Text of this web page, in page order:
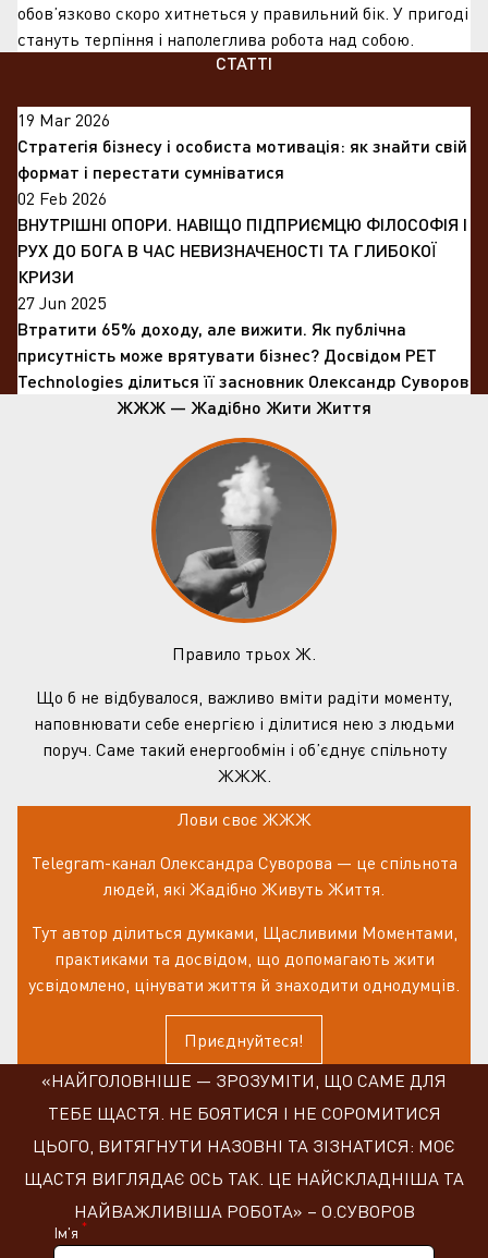
обов’язково скоро хитнеться у правильний бік. У пригоді
стануть терпіння і наполеглива робота над собою.
СТАТТІ
19 Mar 2026
Стратегія бізнесу і особиста мотивація: як знайти свій
формат і перестати сумніватися
02 Feb 2026
ВНУТРІШНІ ОПОРИ. НАВІЩО ПІДПРИЄМЦЮ ФІЛОСОФІЯ І
РУХ ДО БОГА В ЧАС НЕВИЗНАЧЕНОСТІ ТА ГЛИБОКОЇ
КРИЗИ
27 Jun 2025
Втратити 65% доходу, але вижити. Як публічна
присутність може врятувати бізнес? Досвідом PET
Technologies ділиться її засновник Олександр Суворов
ЖЖЖ — Жадібно Жити Життя
Правило трьох Ж.
Що б не відбувалося, важливо вміти радіти моменту,
наповнювати себе енергією і ділитися нею з людьми
поруч. Саме такий енергообмін і об’єднує спільноту
ЖЖЖ.
Лови своє ЖЖЖ
Telegram-канал Олександра Суворова — це спільнота
людей, які Жадібно Живуть Життя.
Тут автор ділиться думками, Щасливими Моментами,
практиками та досвідом, що допомагають жити
усвідомлено, цінувати життя й знаходити однодумців.
Приєднуйтеся!
«НАЙГОЛОВНІШЕ — ЗРОЗУМІТИ, ЩО САМЕ ДЛЯ
ТЕБЕ ЩАСТЯ. НЕ БОЯТИСЯ І НЕ СОРОМИТИСЯ
ЦЬОГО, ВИТЯГНУТИ НАЗОВНІ ТА ЗІЗНАТИСЯ: МОЄ
ЩАСТЯ ВИГЛЯДАЄ ОСЬ ТАК. ЦЕ НАЙСКЛАДНІША ТА
НАЙВАЖЛИВІША РОБОТА» – О.СУВОРОВ
Ім'я *